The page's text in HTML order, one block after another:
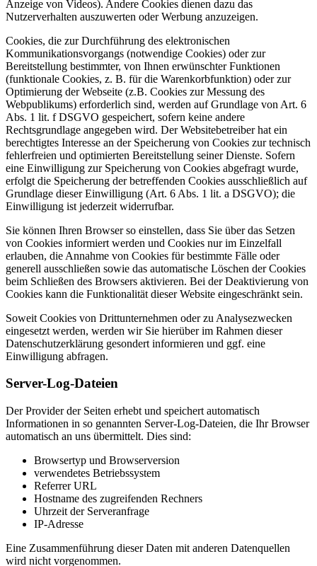
Anzeige von Videos). Andere Cookies dienen dazu das
Nutzerverhalten auszuwerten oder Werbung anzuzeigen.
Cookies, die zur Durchführung des elektronischen
Kommunikationsvorgangs (notwendige Cookies) oder zur
Bereitstellung bestimmter, von Ihnen erwünschter Funktionen
(funktionale Cookies, z. B. für die Warenkorbfunktion) oder zur
Optimierung der Webseite (z.B. Cookies zur Messung des
Webpublikums) erforderlich sind, werden auf Grundlage von Art. 6
Abs. 1 lit. f DSGVO gespeichert, sofern keine andere
Rechtsgrundlage angegeben wird. Der Websitebetreiber hat ein
berechtigtes Interesse an der Speicherung von Cookies zur technisch
fehlerfreien und optimierten Bereitstellung seiner Dienste. Sofern
eine Einwilligung zur Speicherung von Cookies abgefragt wurde,
erfolgt die Speicherung der betreffenden Cookies ausschließlich auf
Grundlage dieser Einwilligung (Art. 6 Abs. 1 lit. a DSGVO); die
Einwilligung ist jederzeit widerrufbar.
Sie können Ihren Browser so einstellen, dass Sie über das Setzen
von Cookies informiert werden und Cookies nur im Einzelfall
erlauben, die Annahme von Cookies für bestimmte Fälle oder
generell ausschließen sowie das automatische Löschen der Cookies
beim Schließen des Browsers aktivieren. Bei der Deaktivierung von
Cookies kann die Funktionalität dieser Website eingeschränkt sein.
Soweit Cookies von Drittunternehmen oder zu Analysezwecken
eingesetzt werden, werden wir Sie hierüber im Rahmen dieser
Datenschutzerklärung gesondert informieren und ggf. eine
Einwilligung abfragen.
Server-Log-Dateien
Der Provider der Seiten erhebt und speichert automatisch
Informationen in so genannten Server-Log-Dateien, die Ihr Browser
automatisch an uns übermittelt. Dies sind:
Browsertyp und Browserversion
verwendetes Betriebssystem
Referrer URL
Hostname des zugreifenden Rechners
Uhrzeit der Serveranfrage
IP-Adresse
Eine Zusammenführung dieser Daten mit anderen Datenquellen
wird nicht vorgenommen.